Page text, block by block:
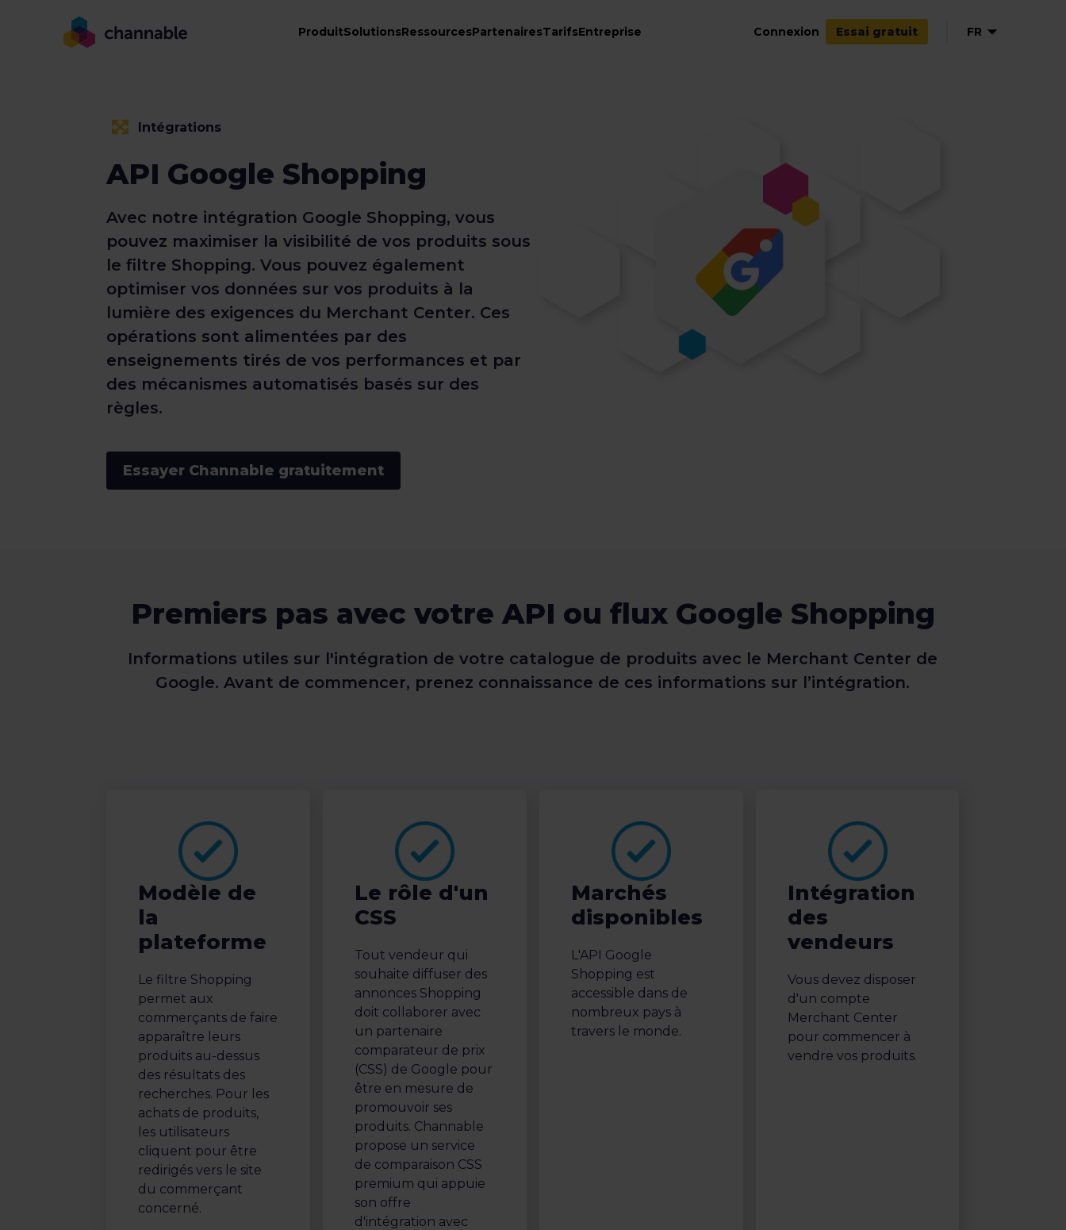
ProduitSolutionsRessourcesPartenairesTarifsEntreprise Connexion Essai gratuit FR
Intégrations
API Google Shopping
Avec notre intégration Google Shopping, vous
pouvez maximiser la visibilité de vos produits sous
le filtre Shopping. Vous pouvez également
optimiser vos données sur vos produits à la
lumière des exigences du Merchant Center. Ces
opérations sont alimentées par des
enseignements tirés de vos performances et par
des mécanismes automatisés basés sur des
règles.
Essayer Channable gratuitement
Premiers pas avec votre API ou flux Google Shopping
Informations utiles sur l'intégration de votre catalogue de produits avec le Merchant Center de
Google. Avant de commencer, prenez connaissance de ces informations sur l’intégration.
Modèle de
la
plateforme
Le filtre Shopping
permet aux
commerçants de faire
apparaître leurs
produits au-dessus
des résultats des
recherches. Pour les
achats de produits,
les utilisateurs
cliquent pour être
redirigés vers le site
du commerçant
concerné.
Le rôle d'un
CSS
Tout vendeur qui
souhaite diffuser des
annonces Shopping
doit collaborer avec
un partenaire
comparateur de prix
(CSS) de Google pour
être en mesure de
promouvoir ses
produits. Channable
propose un service
de comparaison CSS
premium qui appuie
son offre
d'intégration avec
Marchés
disponibles
L'API Google
Shopping est
accessible dans de
nombreux pays à
travers le monde.
Intégration
des
vendeurs
Vous devez disposer
d'un compte
Merchant Center
pour commencer à
vendre vos produits.